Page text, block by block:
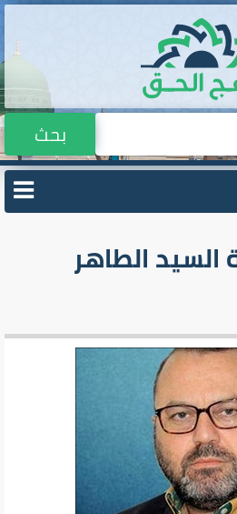
بحث
الطاهر